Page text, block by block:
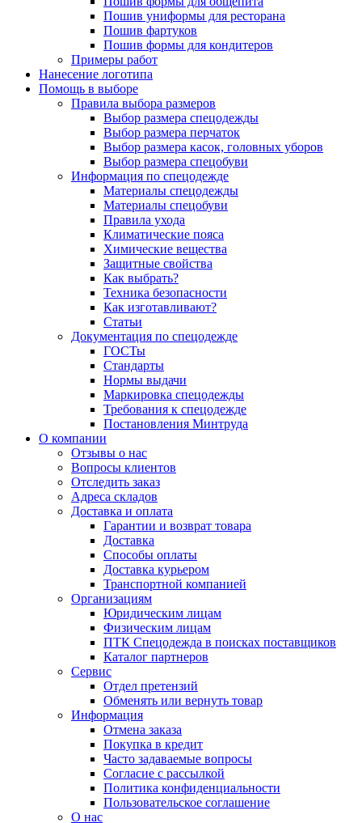
Пошив униформы для ресторана
Пошив фартуков
Пошив формы для кондитеров
Примеры работ
Нанесение логотипа
Помощь в выборе
Правила выбора размеров
Выбор размера спецодежды
Выбор размера перчаток
Выбор размера касок, головных уборов
Выбор размера спецобуви
Информация по спецодежде
Материалы спецодежды
Материалы спецобуви
Правила ухода
Климатические пояса
Химические вещества
Защитные свойства
Как выбрать?
Техника безопасности
Как изготавливают?
Статьи
Документация по спецодежде
ГОСТы
Cтандарты
Нормы выдачи
Маркировка спецодежды
Требования к спецодежде
Постановления Минтруда
О компании
Отзывы о нас
Вопросы клиентов
Отследить заказ
Адреса складов
Доставка и оплата
Гарантии и возврат товара
Доставка
Способы оплаты
Доставка курьером
Транспортной компанией
Организациям
Юридическим лицам
Физическим лицам
ПТК Спецодежда в поисках поставщиков
Каталог партнеров
Сервис
Отдел претензий
Обменять или вернуть товар
Информация
Отмена заказа
Покупка в кредит
Часто задаваемые вопросы
Согласие с рассылкой
Политика конфиденциальности
Пользовательское соглашение
О нас